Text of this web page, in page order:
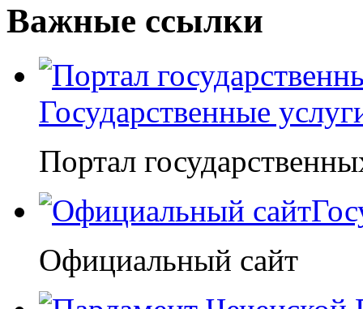
Важные ссылки
Государственные
Портал
Официальный сайт